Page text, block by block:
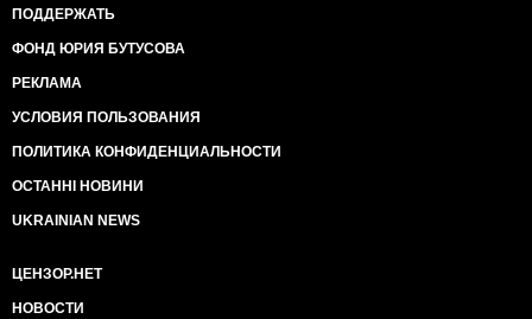
ПОДДЕРЖАТЬ
ФОНД ЮРИЯ БУТУСОВА
РЕКЛАМА
УСЛОВИЯ ПОЛЬЗОВАНИЯ
ПОЛИТИКА КОНФИДЕНЦИАЛЬНОСТИ
ОСТАННІ НОВИНИ
UKRAINIAN NEWS
ЦЕНЗОР.НЕТ
НОВОСТИ